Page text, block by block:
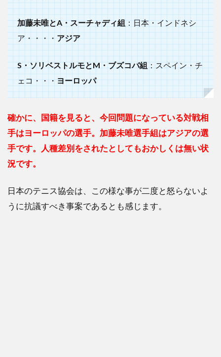
加藤未唯とA・スーチャディ組：日本・インドネシ
ア・・・・アジア
S・ソリベストルモとM・ブズコバ組：スペイン・チ
ェコ・・・ヨーロッパ
確かに、国籍を見ると、今回問題になっている対戦相
手はヨーロッパの選手。加藤未唯選手組はアジアの選
手です。人種差別をされたとしてもおかしくは無い状
況です。
日本のテニス協会は、この様な事が二度と怒らないよ
うに抗議すべき事案であるとも感じます。